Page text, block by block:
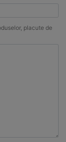
placute de